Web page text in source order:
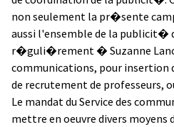
non seulement la pr�sente
aussi l'ensemble de la publicit�
r�guli�rement � Suzanne
communications, pour insertion
de recrutement de professeurs,
Le mandat du Service des
mettre en oeuvre divers